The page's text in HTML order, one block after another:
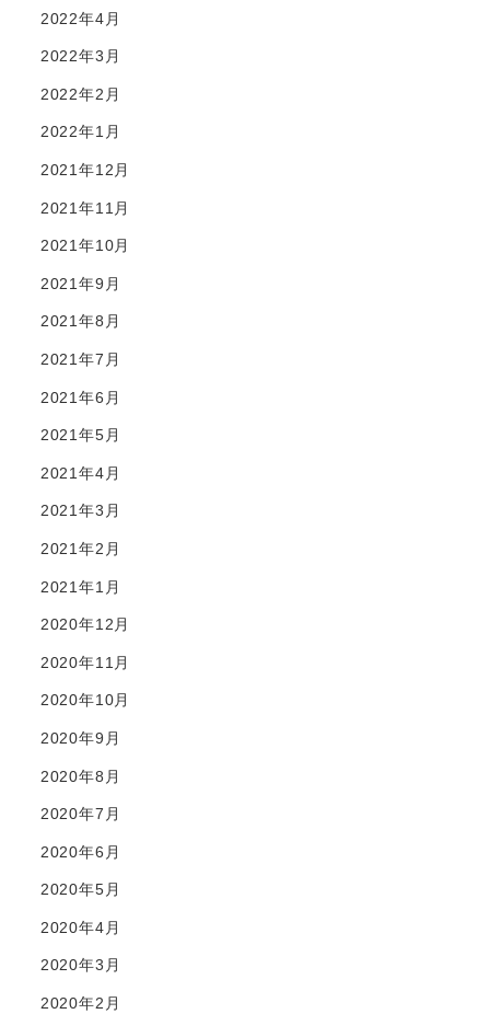
2022年4月
2022年3月
2022年2月
2022年1月
2021年12月
2021年11月
2021年10月
2021年9月
2021年8月
2021年7月
2021年6月
2021年5月
2021年4月
2021年3月
2021年2月
2021年1月
2020年12月
2020年11月
2020年10月
2020年9月
2020年8月
2020年7月
2020年6月
2020年5月
2020年4月
2020年3月
2020年2月